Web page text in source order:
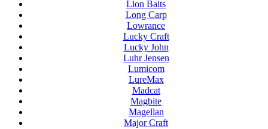
Lion Baits
Long Carp
Lowrance
Lucky Craft
Lucky John
Luhr Jensen
Lumicom
LureMax
Madcat
Magbite
Magellan
Major Craft